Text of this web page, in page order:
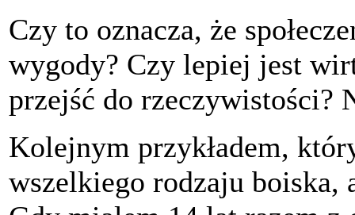
Czy to oznacza, że
wygody? Czy lepiej jest
przejść do rzeczywistości?
Kolejnym przykładem,
wszelkiego rodzaju